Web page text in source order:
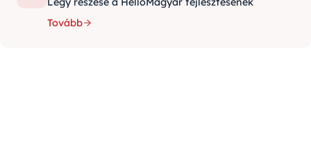
Tovább